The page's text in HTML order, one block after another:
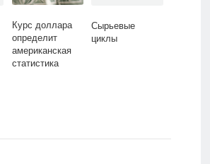
Курс доллара
определит
американская
статистика
Сырьевые
циклы